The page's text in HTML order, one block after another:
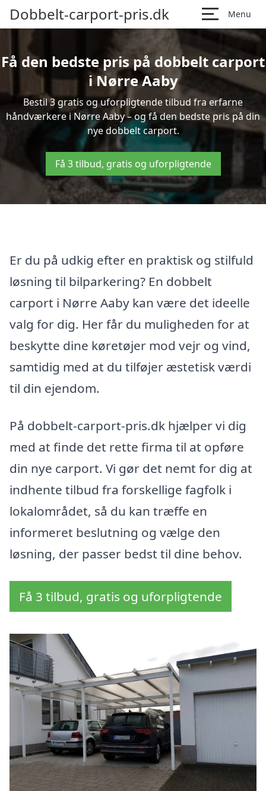
Dobbelt-carport-pris.dk Menu
Få den bedste pris på dobbelt carport
i Nørre Aaby
Bestil 3 gratis og uforpligtende tilbud fra erfarne
håndværkere i Nørre Aaby – og få den bedste pris på din
nye dobbelt carport.
Få 3 tilbud, gratis og uforpligtende
Er du på udkig efter en praktisk og stilfuld
løsning til bilparkering? En dobbelt
carport i Nørre Aaby kan være det ideelle
valg for dig. Her får du muligheden for at
beskytte dine køretøjer mod vejr og vind,
samtidig med at du tilføjer æstetisk værdi
til din ejendom.
På dobbelt-carport-pris.dk hjælper vi dig
med at finde det rette firma til at opføre
din nye carport. Vi gør det nemt for dig at
indhente tilbud fra forskellige fagfolk i
lokalområdet, så du kan træffe en
informeret beslutning og vælge den
løsning, der passer bedst til dine behov.
Få 3 tilbud, gratis og uforpligtende